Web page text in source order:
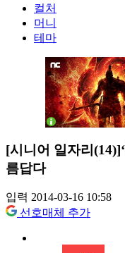
컬처
머니
테마
[시니어 일자리
름답다
입력 2014-03-16 10:58
선호매체 추가